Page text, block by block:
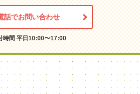
話でお問い合わせ
時間 平日10:00〜17:00